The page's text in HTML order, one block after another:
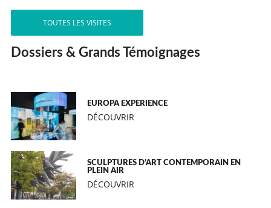
TOUTES LES VISITES
Dossiers & Grands Témoignages
EUROPA EXPERIENCE
DÉCOUVRIR
SCULPTURES D’ART CONTEMPORAIN EN
PLEIN AIR
DÉCOUVRIR